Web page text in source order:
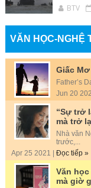
BTV
VĂN HỌC-NGHỆ
Giấc
Father’s
Jun 20
“Sự trở
mà trở
Nhà văn
trước,...
Apr 25 2021 | Đọc tiếp »
Văn
mà giờ